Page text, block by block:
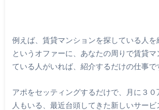
例えば、賃貸マンションを探している人を
というオファーに、あなたの周りで賃貸マ
ている人がいれば、紹介するだけの仕事で
アポをセッティングするだけで、月に３０
人もいる、最近台頭してきた新しいサービ